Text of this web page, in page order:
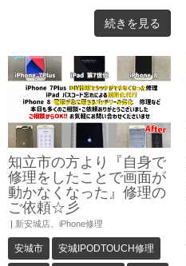
続きを見る
知立市の方より『自身で
修理をしたことで画面が
動かなくなった』修理の
ご依頼☆彡
新安城店 iPhone修理
安城市 安城IPODTOUCH修理